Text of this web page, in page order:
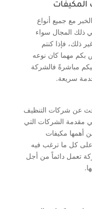
المكيفات
مع جميع أنواع
ذلك المجال سواء
ذلك، فإذا كنتم
مهما كان نوعه
مباشرةً فالشركة
سريعة.
عن شركات التنظيف
مقدمة الشركات التي
أهمها مكيفات
كل ما ترغب فيه
تعمل دائماً من أجل